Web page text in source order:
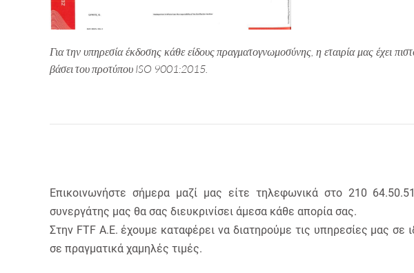
Για την υπηρεσία έκδοσης κάθε είδους πραγματογνωμοσύνης, η εταιρία μας έχει
βάσει του προτύπου ISO 9001:2015.
Επικοινωνήστε σήμερα μαζί μας είτε τηλεφωνικά στο 210
συνεργάτης μας θα σας διευκρινίσει άμεσα κάθε απορία σας.
Στην FTF Α.Ε. έχουμε καταφέρει να διατηρούμε τις υπηρεσίες μας σε
σε πραγματικά χαμηλές τιμές.